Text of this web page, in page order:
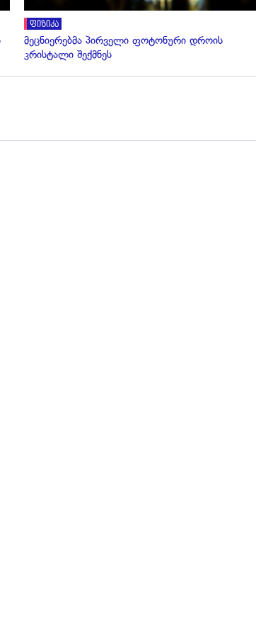
ფიზიკა
მეცნიერებმა პირველი ფოტონური დროის
კრისტალი შექმნეს